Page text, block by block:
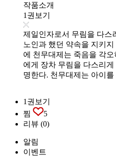
작품소개
1권보기
제일인자로서 무림을 다스
노인과 했던 약속을 지키
에 천무대제는 죽음을 각
에게 장차 무림을 다스리
명한다. 천무대제는 아이
1권보기
찜
5
리뷰 (0)
알림
이벤트